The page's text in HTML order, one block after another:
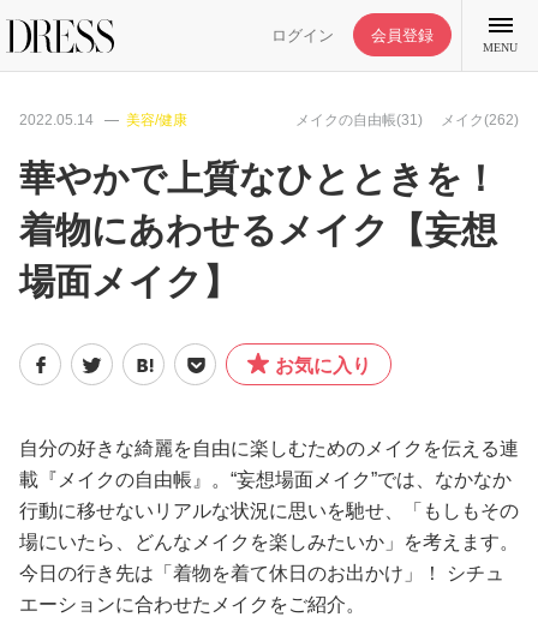
ログイン 会員登録
MENU
特集記事
DRESS部活
ライフスタイル
ファッション
恋愛/結婚/離婚
美容/健康
2022.05.14 美容/健康 メイクの自由帳(31) メイク(262)
華やかで上質なひとときを！
着物にあわせるメイク【妄想
場面メイク】
お気に入り
自分の好きな綺麗を自由に楽しむためのメイクを伝える連
載『メイクの自由帳』。“妄想場面メイク”では、なかなか
行動に移せないリアルな状況に思いを馳せ、「もしもその
場にいたら、どんなメイクを楽しみたいか」を考えます。
今日の行き先は「着物を着て休日のお出かけ」！ シチュ
エーションに合わせたメイクをご紹介。